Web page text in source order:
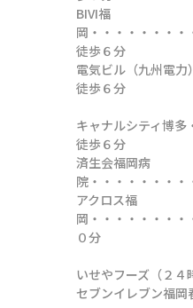
BIVI福
岡・・・・・・・
徒歩６分
電気ビル（九州電
徒歩６分
キャナルシティ博
徒歩６分
済生会福岡病
院・・・・・・・
アクロス福
岡・・・・・・・
０分
いせやフーズ（２
セブンイレブン福